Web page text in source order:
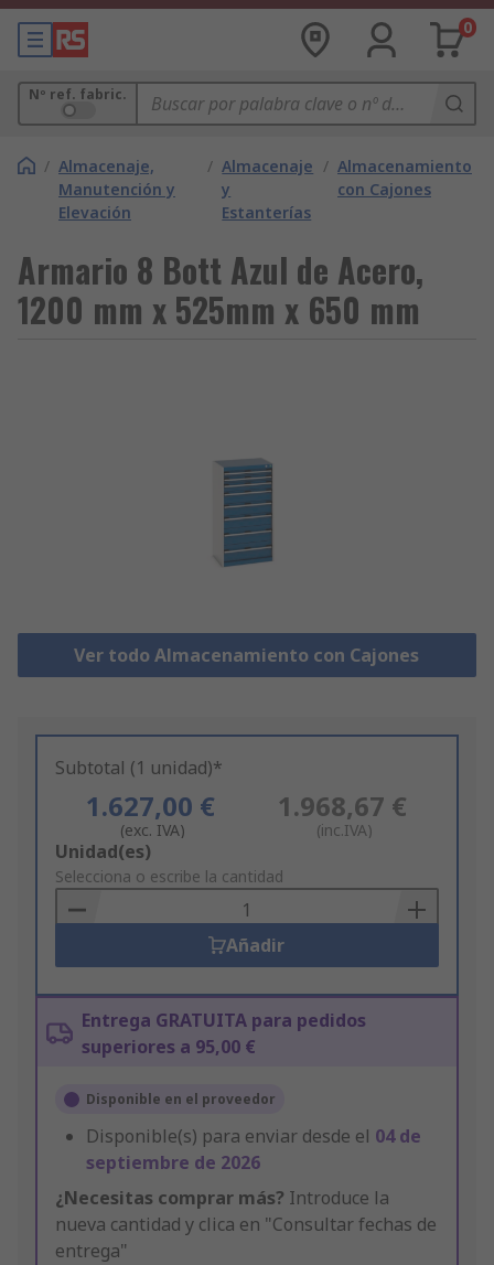
0
Nº ref. fabric.
/ Almacenaje,
Manutención y
Elevación
/ Almacenaje
y
Estanterías
/ Almacenamiento
con Cajones
Armario 8 Bott Azul de Acero,
1200 mm x 525mm x 650 mm
Ver todo Almacenamiento con Cajones
Subtotal (1 unidad)*
1.627,00 €
(exc. IVA)
1.968,67 €
(inc.IVA)
Add
to
Basket
Unidad(es)
Selecciona o escribe la cantidad
Añadir
Entrega GRATUITA para pedidos
superiores a 95,00 €
Disponible en el proveedor
Disponible(s) para enviar desde el 04 de
septiembre de 2026
¿Necesitas comprar más? Introduce la
nueva cantidad y clica en "Consultar fechas de
entrega"